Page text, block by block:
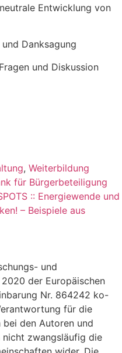
Entwicklung von
Danksagung
und Diskussion
, Weiterbildung
für Bürgerbeteiligung
:: Energiewende und
– Beispiele aus
und
der Europäischen
Nr. 864242 ko-
für die
den Autoren und
nicht zwangsläufig die